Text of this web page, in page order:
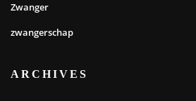
Zwanger
zwangerschap
ARCHIVES